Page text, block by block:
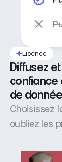
Licence
Diffusez
confiance
de
Choisissez
oubliez les